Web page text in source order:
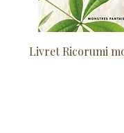
Livret Ricorumi